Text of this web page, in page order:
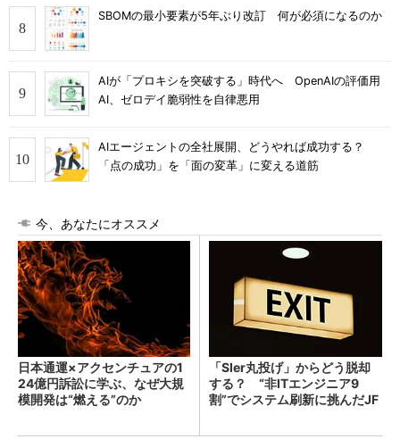
SBOMの最小要素が5年ぶり改訂 何が必須になるのか
AIが「プロキシを突破する」時代へ OpenAIの評価用
AI、ゼロデイ脆弱性を自律悪用
AIエージェントの全社展開、どうやれば成功する？
「点の成功」を「面の変革」に変える道筋
今、あなたにオススメ
日本通運×アクセンチュアの1
24億円訴訟に学ぶ、なぜ大規
模開発は“燃える”のか
「SIer丸投げ」からどう脱却
する？ “非ITエンジニア9
割”でシステム刷新に挑んだJF